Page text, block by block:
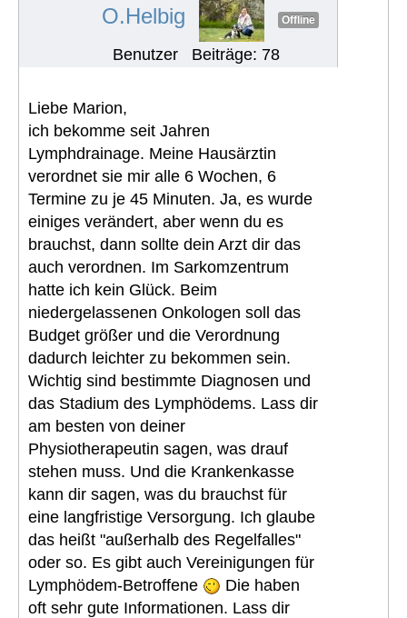
O.Helbig Offline
Benutzer Beiträge: 78
Liebe Marion,
ich bekomme seit Jahren
Lymphdrainage. Meine Hausärztin
verordnet sie mir alle 6 Wochen, 6
Termine zu je 45 Minuten. Ja, es wurde
einiges verändert, aber wenn du es
brauchst, dann sollte dein Arzt dir das
auch verordnen. Im Sarkomzentrum
hatte ich kein Glück. Beim
niedergelassenen Onkologen soll das
Budget größer und die Verordnung
dadurch leichter zu bekommen sein.
Wichtig sind bestimmte Diagnosen und
das Stadium des Lymphödems. Lass dir
am besten von deiner
Physiotherapeutin sagen, was drauf
stehen muss. Und die Krankenkasse
kann dir sagen, was du brauchst für
eine langfristige Versorgung. Ich glaube
das heißt "außerhalb des Regelfalles"
oder so. Es gibt auch Vereinigungen für
Lymphödem-Betroffene
Die haben
oft sehr gute Informationen. Lass dir